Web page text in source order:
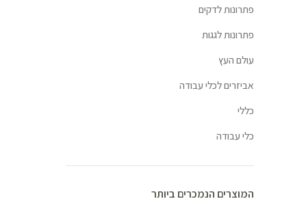
פתרונות לדקים
פתרונות לגגות
עולם העץ
אביזרים לכלי עבודה
כללי
כלי עבודה
המוצרים הנמכרים ביותר